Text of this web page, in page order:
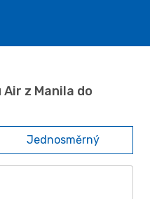
z Manila do
Jednosměrný